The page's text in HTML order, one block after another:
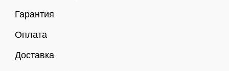
Гарантия
Оплата
Доставка